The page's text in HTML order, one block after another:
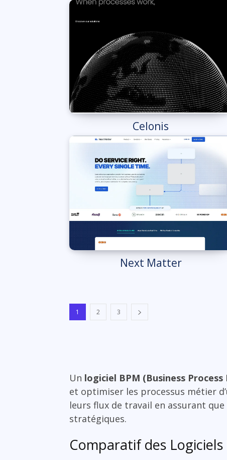
Celonis
Next Matter
1 2 3
Un logiciel BPM (Business
et optimiser les processus métier
leurs flux de travail en assurant
stratégiques.
Comparatif des